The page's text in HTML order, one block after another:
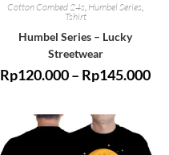
Cotton Combed 24s, Humbel Series,
Tshirt
Humbel Series – Lucky
Streetwear
Rp120.000– Rp145.000